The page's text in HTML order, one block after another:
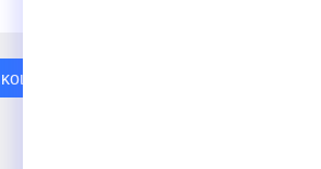
Μαζί Μας